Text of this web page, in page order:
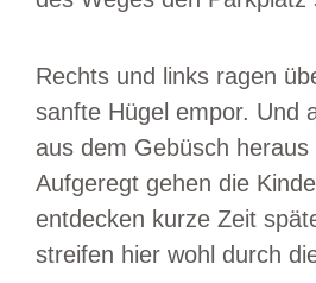
Rechts und links ragen
sanfte Hügel empor. Und
aus dem Gebüsch heraus
Aufgeregt gehen die
entdecken kurze Zeit
streifen hier wohl durch